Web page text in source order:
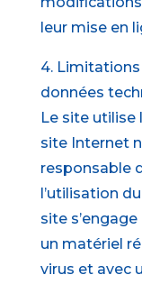
leur mise en
4.
données
Le site utilise
site Internet
responsable
l’utilisation
site
un matériel
virus et avec